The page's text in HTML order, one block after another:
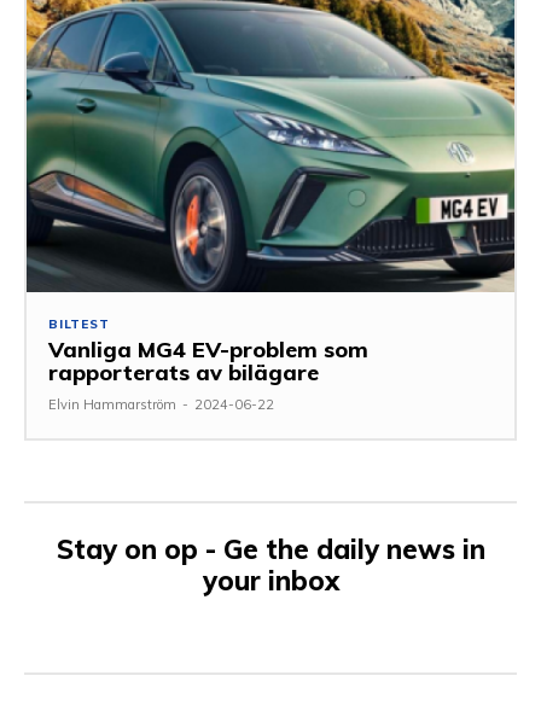
BILTEST
Vanliga MG4 EV-problem som
rapporterats av bilägare
Elvin Hammarström - 2024-06-22
Stay on op - Ge the daily news in
your inbox